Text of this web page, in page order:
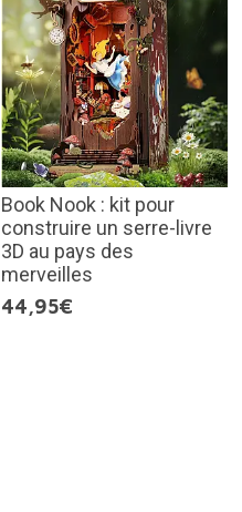
Book Nook : kit pour
construire un serre-livre
3D au pays des
merveilles
44,95€